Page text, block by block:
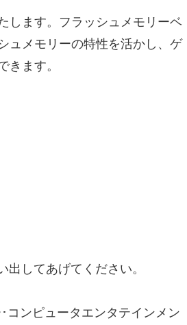
します。フラッシュメモリーベ
ュメモリーの特性を活かし、ゲ
きます。
してあげてください。
コンピュータエンタテインメン